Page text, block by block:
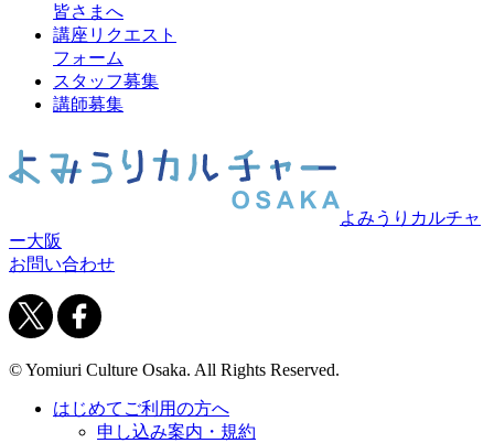
皆さまへ
講座リクエスト
フォーム
スタッフ募集
講師募集
よみうりカルチャ
ー大阪
お問い合わせ
© Yomiuri Culture Osaka. All Rights Reserved.
はじめてご利用の方へ
申し込み案内・規約